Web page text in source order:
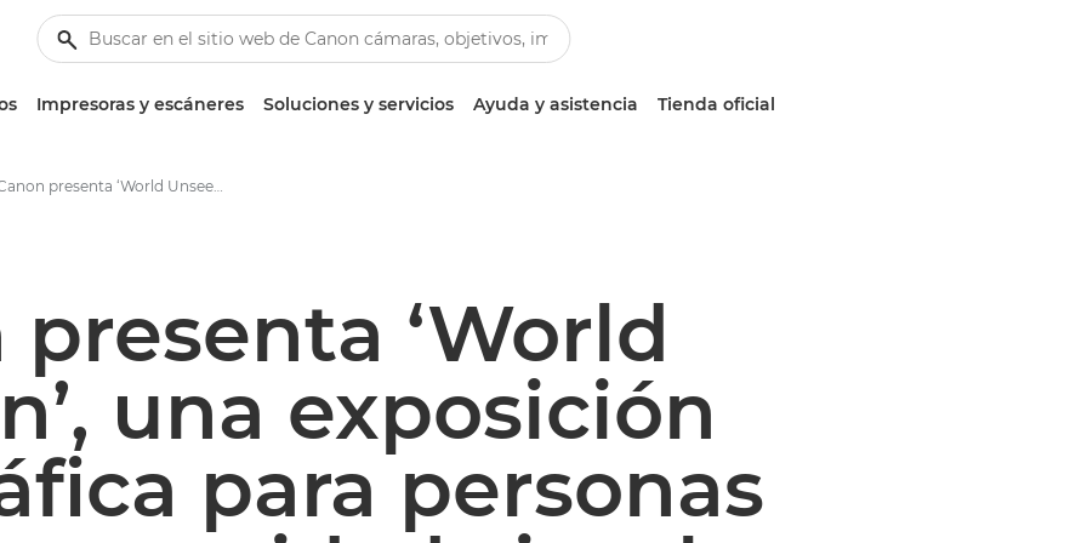
Impresoras y escáneres Soluciones y servicios Ayuda y asistencia Tienda oficial
Canon presenta ‘World Unseen’, una exposición fotográfica para personas con discapacidad visual, una exposición para TODOS - Centro de prensa de Canon
presenta ‘World
una exposición
para personas